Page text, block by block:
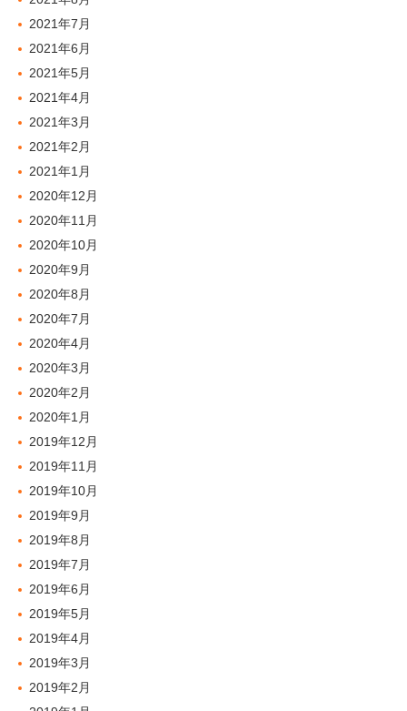
2021年7月
2021年6月
2021年5月
2021年4月
2021年3月
2021年2月
2021年1月
2020年12月
2020年11月
2020年10月
2020年9月
2020年8月
2020年7月
2020年4月
2020年3月
2020年2月
2020年1月
2019年12月
2019年11月
2019年10月
2019年9月
2019年8月
2019年7月
2019年6月
2019年5月
2019年4月
2019年3月
2019年2月